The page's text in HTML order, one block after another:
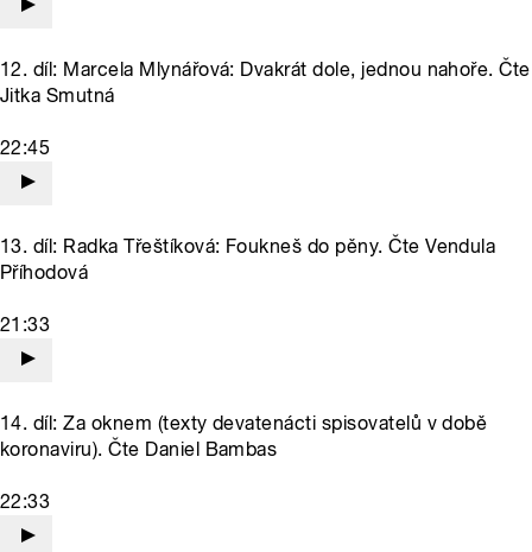
12. díl: Marcela Mlynářová: Dvakrát dole, jednou nahoře. Čte
Jitka Smutná
22:45
13. díl: Radka Třeštíková: Foukneš do pěny. Čte Vendula
Příhodová
21:33
14. díl: Za oknem (texty devatenácti spisovatelů v době
koronaviru). Čte Daniel Bambas
22:33